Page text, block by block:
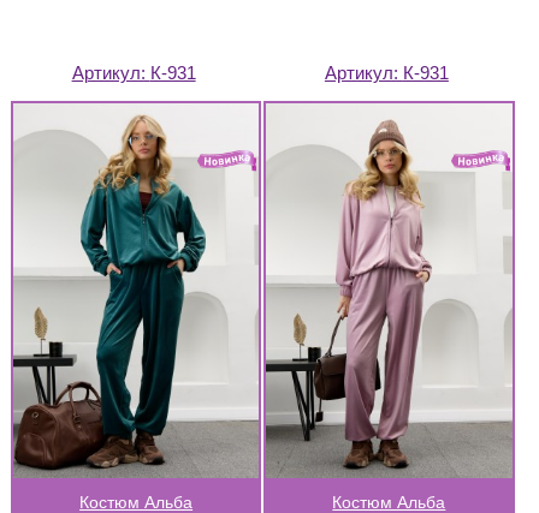
Артикул: К-931
Костюм Альба
Артикул: К-931
Костюм Альба